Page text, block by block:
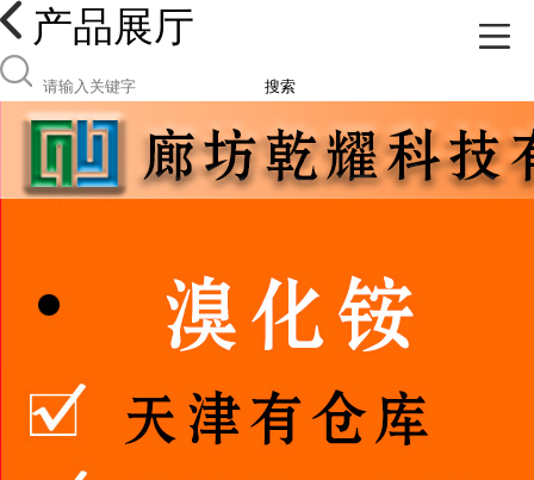
产品展厅
搜索